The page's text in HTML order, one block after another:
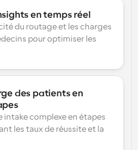
en temps réel
du routage et les charges
pour optimiser les
des patients en
intake complexe en étapes
les taux de réussite et la